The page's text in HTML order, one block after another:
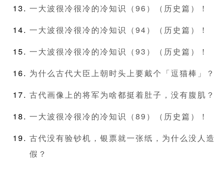
一大波很冷很冷的冷知识（96）（历史篇）！
一大波很冷很冷的冷知识（94）（历史篇）！
一大波很冷很冷的冷知识（93）（历史篇）！
为什么古代大臣上朝时头上要戴个「逗猫棒」？
古代画像上的将军为啥都挺着肚子，没有腹肌？
一大波很冷很冷的冷知识（89）（历史篇）！
古代没有验钞机，银票就一张纸，为什么没人造
假？